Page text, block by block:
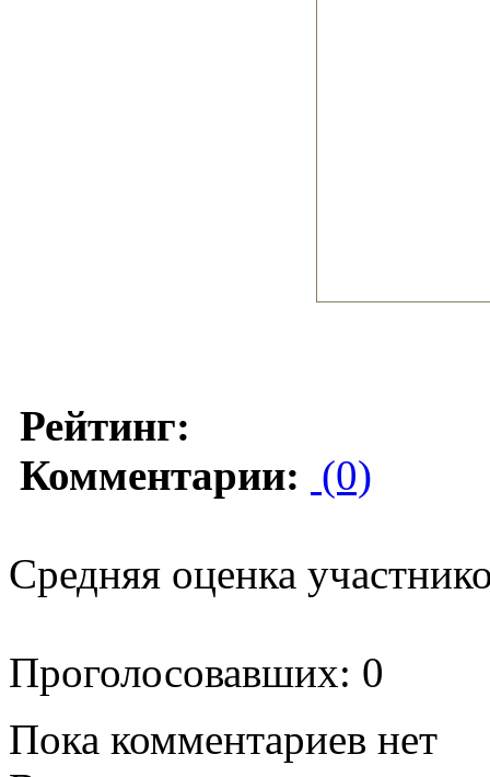
Рейтинг:
Комментарии: (0)
Средняя оценка
Проголосовавших: 0
Пока комментариев нет